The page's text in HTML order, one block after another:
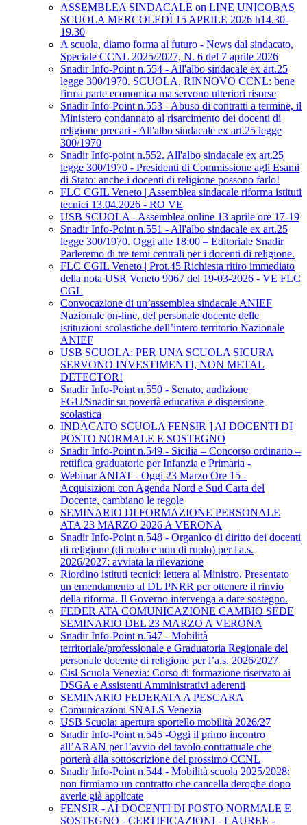
ASSEMBLEA SINDACALE on LINE UNICOBAS
SCUOLA MERCOLEDÌ 15 APRILE 2026 h14.30-
19.30
A scuola, diamo forma al futuro - News dal sindacato,
Speciale CCNL 2025/2027, N. 6 del 7 aprile 2026
Snadir Info-Point n.554 - All'albo sindacale ex art.25
legge 300/1970. SCUOLA, RINNOVO CCNL: bene
firma parte economica ma servono ulteriori risorse
Snadir Info-Point n.553 - Abuso di contratti a termine, il
Ministero condannato al risarcimento dei docenti di
religione precari - All'albo sindacale ex art.25 legge
300/1970
Snadir Info-point n.552. All'albo sindacale ex art.25
legge 300/1970 - Presidenti di Commissione agli Esami
di Stato: anche i docenti di religione possono farlo!
FLC CGIL Veneto | Assemblea sindacale riforma istituti
tecnici 13.04.2026 - RO VE
USB SCUOLA - Assemblea online 13 aprile ore 17-19
Snadir Info-Point n.551 - All'albo sindacale ex art.25
legge 300/1970. Oggi alle 18:00 – Editoriale Snadir
Parleremo di tre temi centrali per i docenti di religione.
FLC CGIL Veneto | Prot.45 Richiesta ritiro immediato
della nota USR Veneto 9067 del 19-03-2026 - VE FLC
CGL
Convocazione di un’assemblea sindacale ANIEF
Nazionale on-line, del personale docente delle
istituzioni scolastiche dell’intero territorio Nazionale
ANIEF
USB SCUOLA: PER UNA SCUOLA SICURA
SERVONO INVESTIMENTI, NON METAL
DETECTOR!
Snadir Info-Point n.550 - Senato, audizione
FGU/Snadir su povertà educativa e dispersione
scolastica
INDACATO SCUOLA FENSIR ] AI DOCENTI DI
POSTO NORMALE E SOSTEGNO
Snadir Info-Point n.549 - Sicilia – Concorso ordinario –
rettifica graduatorie per Infanzia e Primaria -
Webinar ANIAT - Oggi 23 Marzo Ore 15 -
Acquisizioni con Agenda Nord e Sud Carta del
Docente, cambiano le regole
SEMINARIO DI FORMAZIONE PERSONALE
ATA 23 MARZO 2026 A VERONA
Snadir Info-Point n.548 - Organico di diritto dei docenti
di religione (di ruolo e non di ruolo) per l'a.s.
2026/2027: avviata la rilevazione
Riordino istituti tecnici: lettera al Ministro. Presentato
un emendamento al DL PNRR per ottenere il rinvio
della riforma. Il Governo intervenga a dare sostegno.
FEDER ATA COMUNICAZIONE CAMBIO SEDE
SEMINARIO DEL 23 MARZO A VERONA
Snadir Info-Point n.547 - Mobilità
territoriale/professionale e Graduatoria Regionale del
personale docente di religione per l’a.s. 2026/2027
Cisl Scuola Venezia: Corso di formazione riservato ai
DSGA e Assistenti Amministrativi aderenti
SEMINARIO FEDERATA A PESCARA
Comunicazioni SNALS Venezia
USB Scuola: apertura sportello mobilità 2026/27
Snadir Info-Point n.545 -Oggi il primo incontro
all’ARAN per l’avvio del tavolo contrattuale che
porterà alla sottoscrizione del prossimo CCNL
Snadir Info-Point n.544 - Mobilità scuola 2025/2028:
non firmiamo un contratto che cancella deroghe dopo
averle già applicate
FENSIR - AI DOCENTI DI POSTO NORMALE E
SOSTEGNO - CERTIFICAZIONI - LAUREE -